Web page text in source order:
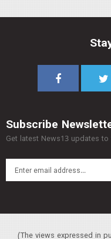
Subscribe
Get latest News13 updates
(The views expressed in